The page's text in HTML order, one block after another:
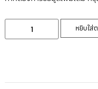
หยิบใส่